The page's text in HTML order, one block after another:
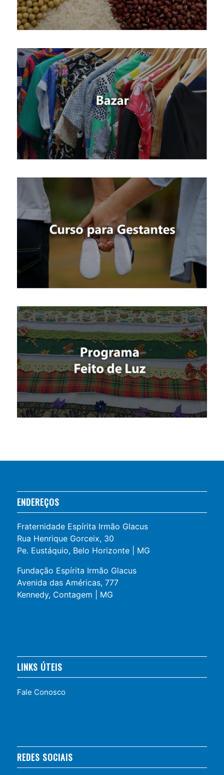
ENDEREÇOS
Fraternidade Espírita Irmão Glacus
Rua Henrique Gorceix, 30
Pe. Eustáquio, Belo Horizonte | MG
Fundação Espírita Irmão Glacus
Avenida das Américas, 777
Kennedy, Contagem | MG
LINKS ÚTEIS
Fale Conosco
REDES SOCIAIS